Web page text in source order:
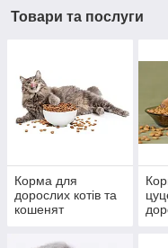
Товари та послуги
Корма для
дорослих котів та
кошенят